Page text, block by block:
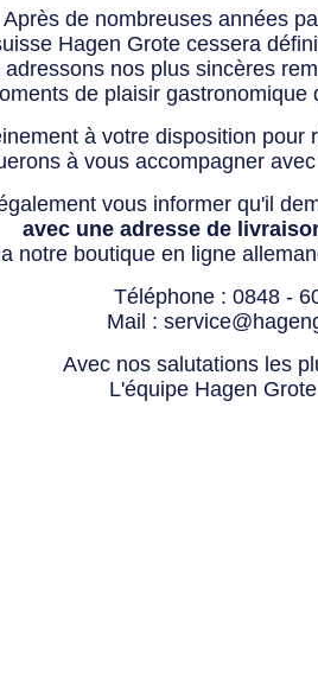
Après de nombreuses années
Hagen Grote cessera
adressons nos plus sincères
de plaisir
à votre disposition
à vous accompagner
vous informer qu'il
avec une adresse de
notre boutique en ligne
Téléphone : 0848 -
Mail :
Avec nos salutations les
L'équipe Hagen